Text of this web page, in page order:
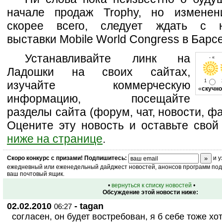
начале продаж Trophy, но
скорее всего, следует ждать с
выставки Mobile World Congress в
- «
1
«скучно
Устанавливайте линк на
Ладошки на своих сайтах,
изучайте коммерческую
информацию, посещайте
разделы сайта (форум, чат, новости,
Оцените эту новость и оставьте
ниже на странице.
Скоро конкурс с призами! Подпишитесь:
и
ежедневный или еженедельный дайджест новостей, анонсов программ
ваш почтовый ящик.
• вернуться к списку новостей •
Обсуждение этой новости ниже:
02.02.2010 06:27 - tagan
согласен, он будет востребован, я б себе тоже